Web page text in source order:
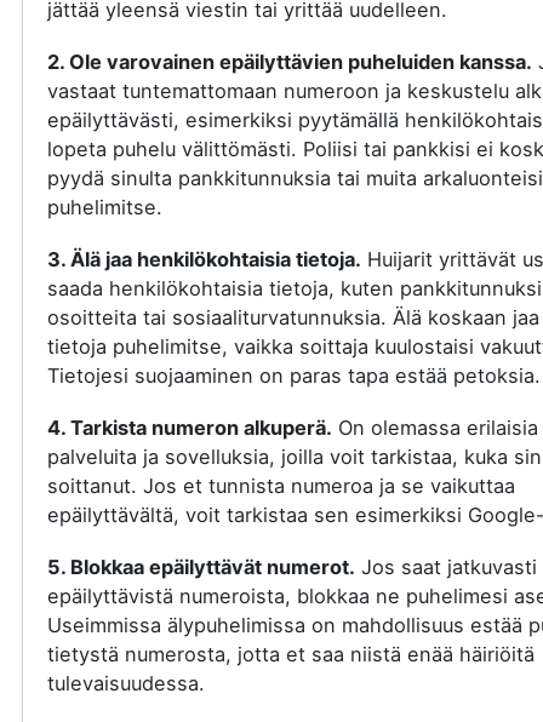
jättää yleensä viestin tai yrittää uudelleen.
2. Ole varovainen epäilyttävien puheluiden kanssa.
vastaat tuntemattomaan numeroon ja keskustelu
epäilyttävästi, esimerkiksi pyytämällä
lopeta puhelu välittömästi. Poliisi tai pankkisi ei
pyydä sinulta pankkitunnuksia tai muita
puhelimitse.
3. Älä jaa henkilökohtaisia tietoja. Huijarit yrittävät
saada henkilökohtaisia tietoja, kuten
osoitteita tai sosiaaliturvatunnuksia. Älä koskaan
tietoja puhelimitse, vaikka soittaja kuulostaisi
Tietojesi suojaaminen on paras tapa estää petoksia.
4. Tarkista numeron alkuperä. On olemassa erilaisia
palveluita ja sovelluksia, joilla voit tarkistaa, kuka
soittanut. Jos et tunnista numeroa ja se vaikuttaa
epäilyttävältä, voit tarkistaa sen esimerkiksi
5. Blokkaa epäilyttävät numerot. Jos saat jatkuvasti
epäilyttävistä numeroista, blokkaa ne puhelimesi
Useimmissa älypuhelimissa on mahdollisuus estää
tietystä numerosta, jotta et saa niistä enää häiriöitä
tulevaisuudessa.